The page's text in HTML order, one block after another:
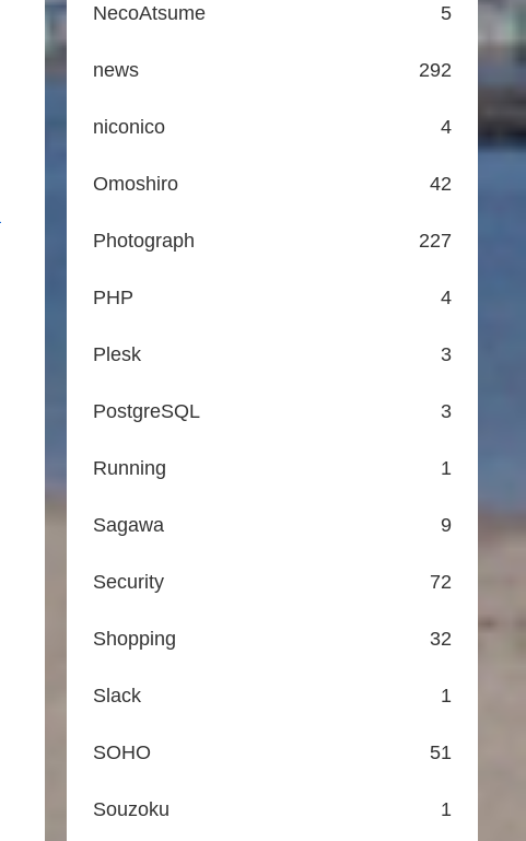
NecoAtsume 5
news 292
niconico 4
Omoshiro 42
Photograph 227
PHP 4
Plesk 3
PostgreSQL 3
Running 1
Sagawa 9
Security 72
Shopping 32
Slack 1
SOHO 51
Souzoku 1